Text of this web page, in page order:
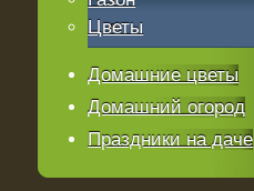
Цветы
Домашние цветы
Домашний огород
Праздники на даче